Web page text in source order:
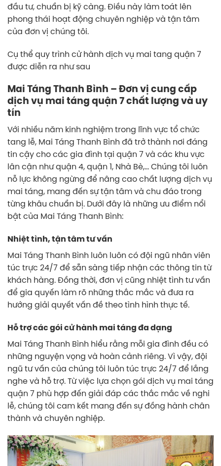
đầu tư, chuẩn bị kỹ càng. Điều này làm toát lên
phong thái hoạt động chuyên nghiệp và tận tâm
của đơn vị chúng tôi.
Cụ thể quy trình cử hành dịch vụ mai tang quận 7
được diễn ra như sau
Mai Táng Thanh Bình – Đơn vị cung cấp
dịch vụ mai táng quận 7 chất lượng và uy
tín
Với nhiều năm kinh nghiệm trong lĩnh vực tổ chức
tang lễ, Mai Táng Thanh Bình đã trở thành nơi đáng
tin cậy cho các gia đình tại quận 7 và các khu vực
lân cận như quận 4, quận 1, Nhà Bè,… Chúng tôi luôn
nỗ lực không ngừng để nâng cao chất lượng dịch vụ
mai táng, mang đến sự tận tâm và chu đáo trong
từng khâu chuẩn bị. Dưới đây là những ưu điểm nổi
bật của Mai Táng Thanh Bình:
Nhiệt tình, tận tâm tư vấn
Mai Táng Thanh Bình luôn luôn có đội ngũ nhân viên
túc trực 24/7 để sẵn sàng tiếp nhận các thông tin từ
khách hàng. Đồng thời, đơn vị cũng nhiệt tình tư vấn
để gia quyến làm rõ những thắc mắc và đưa ra
hướng giải quyết vấn đề theo tình hình thực tế.
Hỗ trợ các gói cử hành mai táng đa dạng
Mai Táng Thanh Bình hiểu rằng mỗi gia đình đều có
những nguyện vọng và hoàn cảnh riêng. Vì vậy, đội
ngũ tư vấn của chúng tôi luôn túc trực 24/7 để lắng
nghe và hỗ trợ. Từ việc lựa chọn gói dịch vụ mai táng
quận 7 phù hợp đến giải đáp các thắc mắc về nghi
lễ, chúng tôi cam kết mang đến sự đồng hành chân
thành và chuyên nghiệp.